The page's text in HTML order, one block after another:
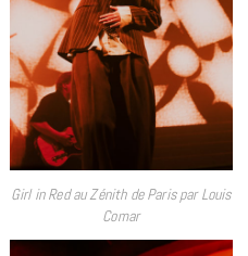
Girl in Red au Zénith de Paris par Louis
Comar